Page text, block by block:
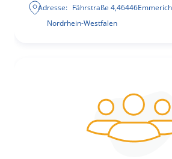
Adresse: Fährstraße 4,46446
Nordrhein-Westfalen